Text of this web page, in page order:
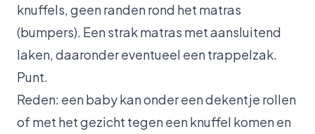
knuffels, geen randen rond het matras
(bumpers). Een strak matras met aansluitend
laken, daaronder eventueel een trappelzak.
Punt.
Reden: een baby kan onder een dekentje rollen
of met het gezicht tegen een knuffel komen en